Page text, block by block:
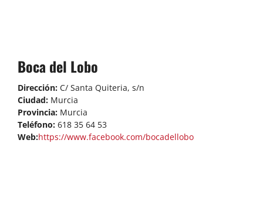
Boca del Lobo
Dirección: C/ Santa Quiteria, s/n
Ciudad:Murcia
Provincia:Murcia
Teléfono: 618 35 64 53
Web:https://www.facebook.com/bocadellobo